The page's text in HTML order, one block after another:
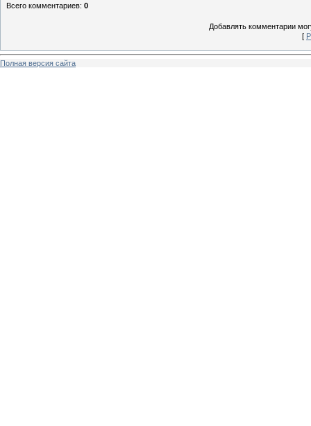
Всего комментариев: 0
Добавлять комментарии
[
Полная версия сайта